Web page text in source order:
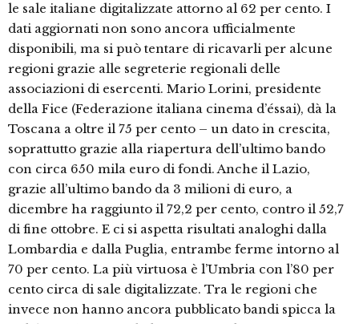
le sale italiane digitalizzate attorno al 62 per cento. I
dati aggiornati non sono ancora ufficialmente
disponibili, ma si può tentare di ricavarli per alcune
regioni grazie alle segreterie regionali delle
associazioni di esercenti. Mario Lorini, presidente
della Fice (Federazione italiana cinema d’éssai), dà la
Toscana a oltre il 75 per cento – un dato in crescita,
soprattutto grazie alla riapertura dell’ultimo bando
con circa 650 mila euro di fondi. Anche il Lazio,
grazie all’ultimo bando da 3 milioni di euro, a
dicembre ha raggiunto il 72,2 per cento, contro il 52,7
di fine ottobre. E ci si aspetta risultati analoghi dalla
Lombardia e dalla Puglia, entrambe ferme intorno al
70 per cento. La più virtuosa è l’Umbria con l’80 per
cento circa di sale digitalizzate. Tra le regioni che
invece non hanno ancora pubblicato bandi spicca la